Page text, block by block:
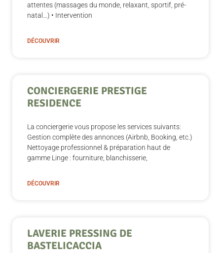
attentes (massages du monde, relaxant, sportif, pré-
natal…) • Intervention
DÉCOUVRIR
CONCIERGERIE PRESTIGE
RESIDENCE
La conciergerie vous propose les services suivants:
Gestion complète des annonces (Airbnb, Booking, etc.)
Nettoyage professionnel & préparation haut de
gamme Linge : fourniture, blanchisserie,
DÉCOUVRIR
LAVERIE PRESSING DE
BASTELICACCIA